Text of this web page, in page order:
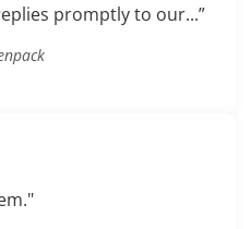
promptly to our...”